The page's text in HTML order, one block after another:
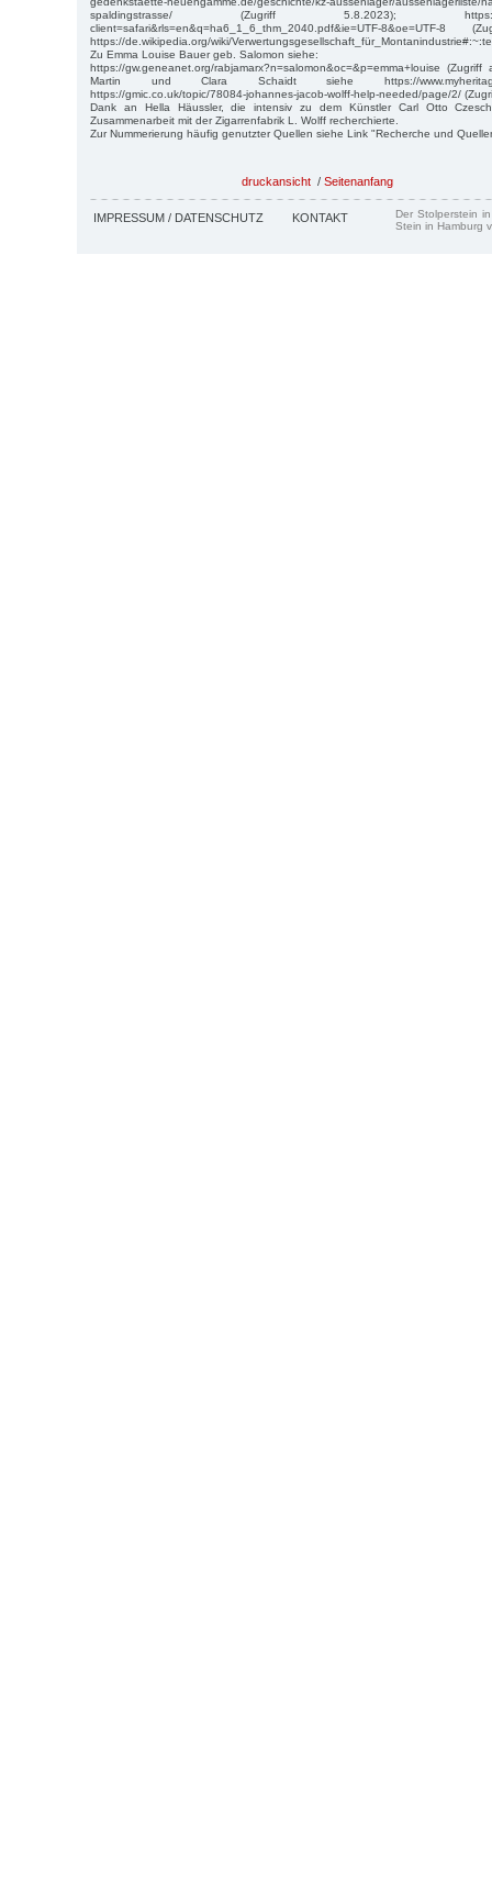
spaldingstrasse/ (Zugriff 5.8.2023); https://
client=safari&rls=en&q=ha6_1_6_thm_2040.pdf&ie=UTF-
https://de.wikipedia.org/wiki/
Zu Emma Louise Bauer geb. Salomon siehe:
https://gw.geneanet.org/rabjamarx?n=salomon&oc=&p=emma+louise
Martin und Clara Schaidt siehe https://www.myheritage.de/
https://gmic.co.uk/topic/78084-johannes-jacob-wolff-help-needed/page/2/
Dank an Hella Häussler, die intensiv zu dem Künstler Carl Otto
Zusammenarbeit mit der Zigarrenfabrik L. Wolff recherchierte.
Zur Nummerierung häufig genutzter Quellen siehe Link "Recherche und
druckansicht / Seitenanfang
IMPRESSUM / DATENSCHUTZ KONTAKT
Der Stolperstein
Stein in Hamburg